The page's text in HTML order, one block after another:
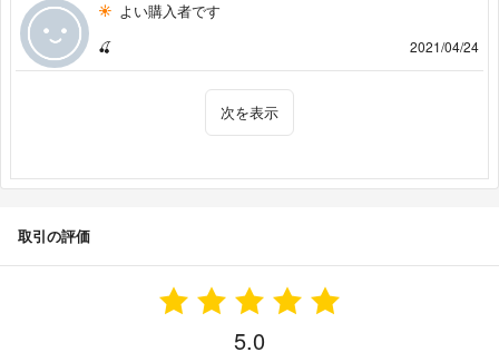
よい購入者です
🍒 2021/04/24
次を表示
取引の評価
5.0